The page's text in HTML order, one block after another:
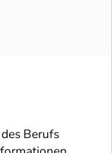
Berufs